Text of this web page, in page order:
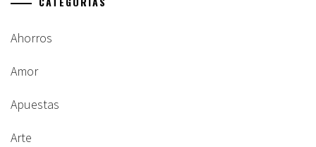
Ahorros
Amor
Apuestas
Arte